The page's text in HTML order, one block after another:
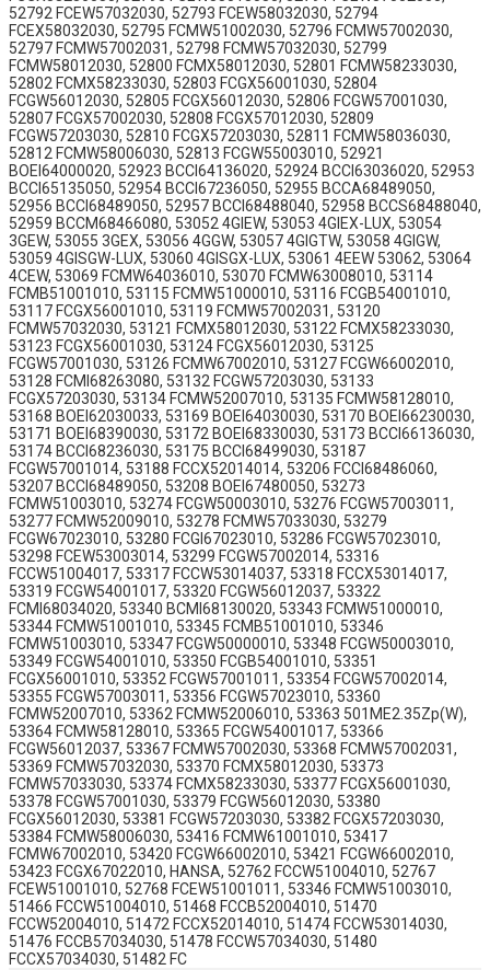
52792 FCEW57032030, 52793 FCEW58032030, 52794
FCEX58032030, 52795 FCMW51002030, 52796 FCMW57002030,
52797 FCMW57002031, 52798 FCMW57032030, 52799
FCMW58012030, 52800 FCMX58012030, 52801 FCMW58233030,
52802 FCMX58233030, 52803 FCGX56001030, 52804
FCGW56012030, 52805 FCGX56012030, 52806 FCGW57001030,
52807 FCGX57002030, 52808 FCGX57012030, 52809
FCGW57203030, 52810 FCGX57203030, 52811 FCMW58036030,
52812 FCMW58006030, 52813 FCGW55003010, 52921
BOEI64000020, 52923 BCCI64136020, 52924 BCCI63036020, 52953
BCCI65135050, 52954 BCCI67236050, 52955 BCCA68489050,
52956 BCCI68489050, 52957 BCCI68488040, 52958 BCCS68488040,
52959 BCCM68466080, 53052 4GIEW, 53053 4GIEX-LUX, 53054
3GEW, 53055 3GEX, 53056 4GGW, 53057 4GIGTW, 53058 4GIGW,
53059 4GISGW-LUX, 53060 4GISGX-LUX, 53061 4EEW 53062, 53064
4CEW, 53069 FCMW64036010, 53070 FCMW63008010, 53114
FCMB51001010, 53115 FCMW51000010, 53116 FCGB54001010,
53117 FCGX56001010, 53119 FCMW57002031, 53120
FCMW57032030, 53121 FCMX58012030, 53122 FCMX58233030,
53123 FCGX56001030, 53124 FCGX56012030, 53125
FCGW57001030, 53126 FCMW67002010, 53127 FCGW66002010,
53128 FCMI68263080, 53132 FCGW57203030, 53133
FCGX57203030, 53134 FCMW52007010, 53135 FCMW58128010,
53168 BOEI62030033, 53169 BOEI64030030, 53170 BOEI66230030,
53171 BOEI68390030, 53172 BOEI68330030, 53173 BCCI66136030,
53174 BCCI68236030, 53175 BCCI68499030, 53187
FCGW57001014, 53188 FCCX52014014, 53206 FCCI68486060,
53207 BCCI68489050, 53208 BOEI67480050, 53273
FCMW51003010, 53274 FCGW50003010, 53276 FCGW57003011,
53277 FCMW52009010, 53278 FCMW57033030, 53279
FCGW67023010, 53280 FCGI67023010, 53286 FCGW57023010,
53298 FCEW53003014, 53299 FCGW57002014, 53316
FCCW51004017, 53317 FCCW53014037, 53318 FCCX53014017,
53319 FCGW54001017, 53320 FCGW56012037, 53322
FCMI68034020, 53340 BCMI68130020, 53343 FCMW51000010,
53344 FCMW51001010, 53345 FCMB51001010, 53346
FCMW51003010, 53347 FCGW50000010, 53348 FCGW50003010,
53349 FCGW54001010, 53350 FCGB54001010, 53351
FCGX56001010, 53352 FCGW57001011, 53354 FCGW57002014,
53355 FCGW57003011, 53356 FCGW57023010, 53360
FCMW52007010, 53362 FCMW52006010, 53363 501ME2.35Zp(W),
53364 FCMW58128010, 53365 FCGW54001017, 53366
FCGW56012037, 53367 FCMW57002030, 53368 FCMW57002031,
53369 FCMW57032030, 53370 FCMX58012030, 53373
FCMW57033030, 53374 FCMX58233030, 53377 FCGX56001030,
53378 FCGW57001030, 53379 FCGW56012030, 53380
FCGX56012030, 53381 FCGW57203030, 53382 FCGX57203030,
53384 FCMW58006030, 53416 FCMW61001010, 53417
FCMW67002010, 53420 FCGW66002010, 53421 FCGW66002010,
53423 FCGX67022010, HANSA, 52762 FCCW51004010, 52767
FCEW51001010, 52768 FCEW51001011, 53346 FCMW51003010,
51466 FCCW51004010, 51468 FCCB52004010, 51470
FCCW52004010, 51472 FCCX52014010, 51474 FCCW53014030,
51476 FCCB57034030, 51478 FCCW57034030, 51480
FCCX57034030, 51482 FC